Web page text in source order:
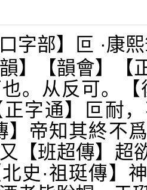
口字部】叵 ·康
】【韻會】【
也。从反可。
字通】叵耐
】帝知其終不
【班超傳】
史·祖珽傳】